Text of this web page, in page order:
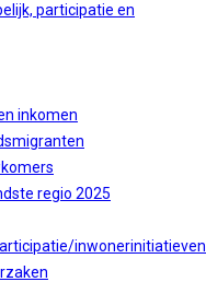
participatie en
inkomen
regio 2025
inwonerinitiatieven